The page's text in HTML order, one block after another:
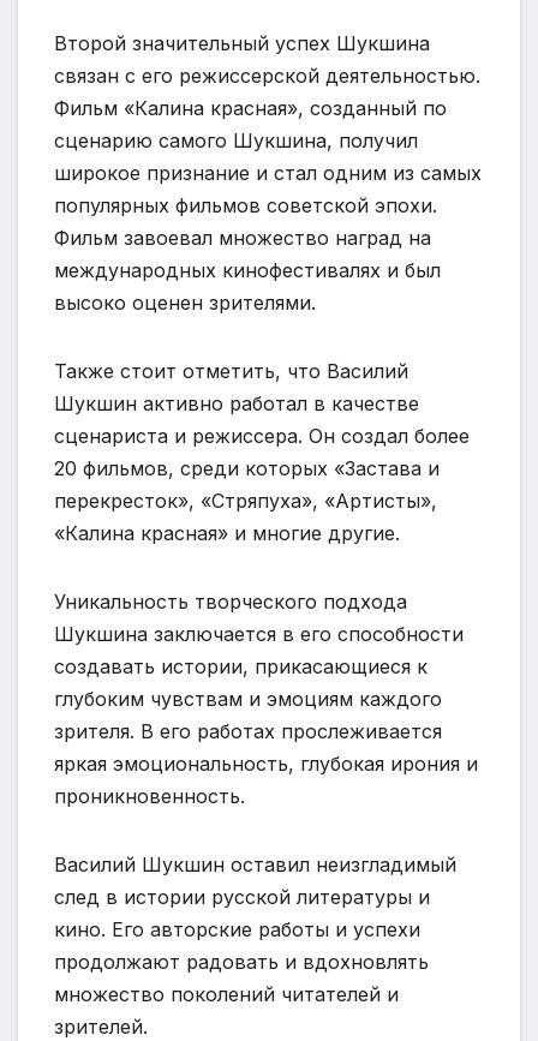
Второй значительный успех Шукшина
связан с его режиссерской деятельностью.
Фильм «Калина красная», созданный по
сценарию самого Шукшина, получил
широкое признание и стал одним из самых
популярных фильмов советской эпохи.
Фильм завоевал множество наград на
международных кинофестивалях и был
высоко оценен зрителями.
Также стоит отметить, что Василий
Шукшин активно работал в качестве
сценариста и режиссера. Он создал более
20 фильмов, среди которых «Застава и
перекресток», «Стряпуха», «Артисты»,
«Калина красная» и многие другие.
Уникальность творческого подхода
Шукшина заключается в его способности
создавать истории, прикасающиеся к
глубоким чувствам и эмоциям каждого
зрителя. В его работах прослеживается
яркая эмоциональность, глубокая ирония и
проникновенность.
Василий Шукшин оставил неизгладимый
след в истории русской литературы и
кино. Его авторские работы и успехи
продолжают радовать и вдохновлять
множество поколений читателей и
зрителей.